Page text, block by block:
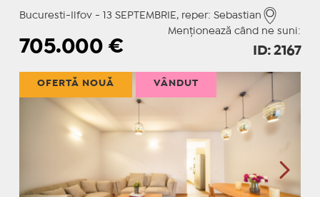
Bucuresti-Ilfov - 13 SEPTEMBRIE, reper: Sebastian
Menționează când ne suni:
705.000 € ID: 2167
OFERTĂ NOUĂ VÂNDUT